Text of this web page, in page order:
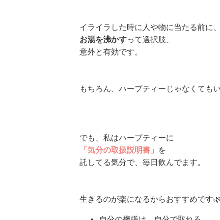
イライラした時に人や物に当たる前に、
お湯を沸かすって選択肢、
意外と有効です。
もちろん、ハーブティーじゃなくてもい
でも、私はハーブティーに
「気分の取扱説明書」 を
託してる気分で、毎日飲んでます。
生きるのが楽になるからおすすめです🌿